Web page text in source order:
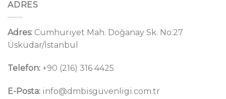
ADRES
Adres: Cumhuriyet Mah. Doğanay Sk. No:27
Üsküdar/İstanbul
Telefon: +90 (216) 316 4425
E-Posta: info@dmbisguvenligi.com.tr